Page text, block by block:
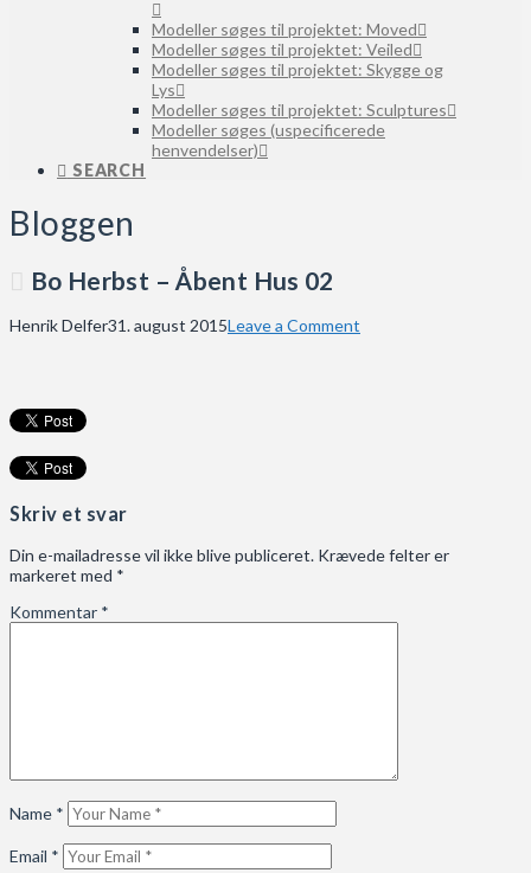
Modeller søges til projektet: Moved
Modeller søges til projektet: Veiled
Modeller søges til projektet: Skygge og
Lys
Modeller søges til projektet: Sculptures
Modeller søges (uspecificerede
henvendelser)
SEARCH
Bloggen
Bo Herbst – Åbent Hus 02
Henrik Delfer31. august 2015Leave a Comment
Skriv et svar
Din e-mailadresse vil ikke blive publiceret. Krævede felter er
markeret med *
Kommentar *
Name *
Email *